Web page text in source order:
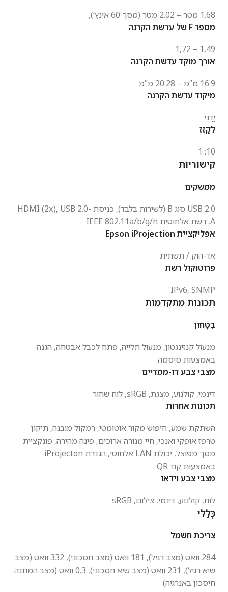
1.68 מטר – 2.02 מטר (מסך 60 אינץ’),
מספר F של עדשת הקרנה
1,49 – 1,72
אורך מוקד עדשת הקרנה
16.9 מ”מ – 20.28 מ”מ
מיקוד עדשת הקרנה
יָדָנִי
לְקַזֵז
10: 1
קישוריות
ממשקים
USB 2.0 סוג B (לשירות בלבד), כניסת HDMI (2x), USB 2.0-
A, רשת אלחוטית
IEEE 802.11a/b/g/n
אפליקציית Epson iProjection
אד-הוק / תשתית
פרוטוקול רשת
IPv6, SNMP
תכונות מתקדמות
בִּטָחוֹן
מנעול קנזינגטון, מנעול תלייה, פתח לכבל אבטחה, הגנה
באמצעות סיסמה
מצבי צבע דו-ממדיים
דינמי, קולנוע, מצגת, sRGB, לוח שחור
תכונות אחרות
השתקת שמע, חיפוש מקור אוטומטי, רמקול מובנה, תיקון
טרפז אופקי ואנכי, חיי מנורה ארוכים, פינה מהירה, פונקציית
מסך מפוצל, יכולת LAN
אלחוטי, הגדרת iProjecton
באמצעות קוד QR
מצבי צבע וידאו
לוח, קולנוע, דינמי, צילום, sRGB
כְּלָלִי
צריכת חשמל
284 וואט (מצב רגיל), 181 וואט (מצב חסכוני), 332 וואט (מצב
שיא רגיל), 231 וואט (מצב שיא חסכוני), 0.3 וואט (מצב המתנה
חיסכון באנרגיה)